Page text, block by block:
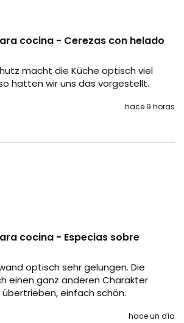
cocina - Cerezas con helado
macht die Küche optisch viel
hatten wir uns das vorgestellt.
hace 9 horas
cocina - Especias sobre
optisch sehr gelungen. Die
einen ganz anderen Charakter
einfach schön.
hace un día